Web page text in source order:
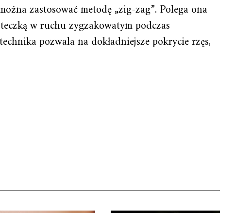
zastosować metodę „zig-zag”. Polega ona
w ruchu zygzakowatym podczas
pozwala na dokładniejsze pokrycie rzęs,